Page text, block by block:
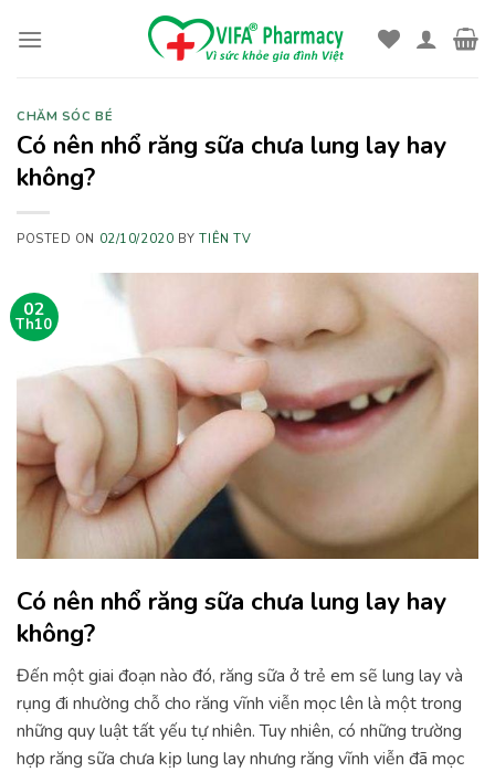
CHĂM SÓC BÉ
Có nên nhổ răng sữa chưa lung lay hay
không?
POSTED ON 02/10/2020 BYTIÊN TV
02
Th10
Có nên nhổ răng sữa chưa lung lay hay
không?
Đến một giai đoạn nào đó, răng sữa ở trẻ em sẽ lung lay và
rụng đi nhường chỗ cho răng vĩnh viễn mọc lên là một trong
những quy luật tất yếu tự nhiên. Tuy nhiên, có những trường
hợp răng sữa chưa kịp lung lay nhưng răng vĩnh viễn đã mọc